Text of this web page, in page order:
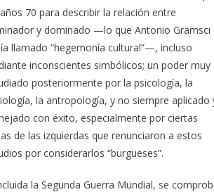
70 para describir la relación entre
y dominado —lo que Antonio Gramsci
llamado “hegemonía cultural”—, incluso
inconscientes simbólicos; un poder muy
posteriormente por la psicología, la
la antropología, y no siempre aplicado
con éxito, especialmente por ciertas
de las izquierdas que renunciaron a estos
por considerarlos “burgueses”.
la Segunda Guerra Mundial, se